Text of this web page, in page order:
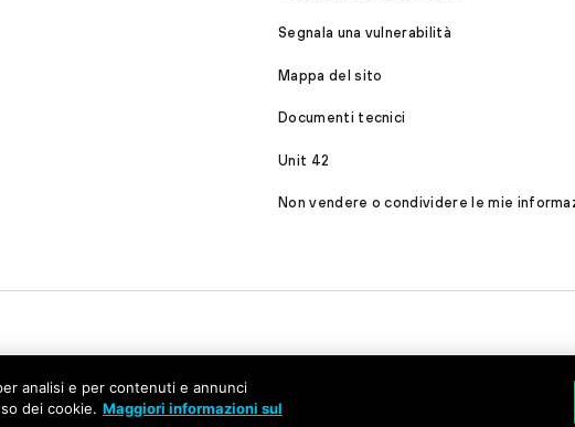
Segnala una vulnerabilità
Mappa del sito
Documenti tecnici
Unit 42
Non vendere o condividere le mie
analisi e per contenuti e annunci
dei cookie. Maggiori informazioni sul